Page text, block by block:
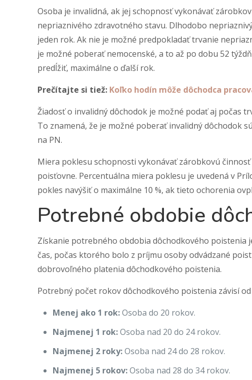
Osoba je invalidná, ak jej schopnosť vykonávať
nepriaznivého zdravotného stavu. Dlhodobo
jeden rok. Ak nie je možné predpokladať trvanie
je možné poberať nemocenské, a to až po dobu 52
predĺžiť, maximálne o ďalší rok.
Prečítajte si tiež: Koľko hodín môže dôchodca
Žiadosť o invalidný dôchodok je možné podať aj počas
To znamená, že je možné poberať invalidný dôchodok
na PN.
Miera poklesu schopnosti vykonávať zárobkovú
poisťovne. Percentuálna miera poklesu je uvedená v
pokles navýšiť o maximálne 10 %, ak tieto ochorenia
Potrebné obdobie
Získanie potrebného obdobia dôchodkového poistenia
čas, počas ktorého bolo z príjmu osoby odvádzané
dobrovoľného platenia dôchodkového poistenia.
Potrebný počet rokov dôchodkového poistenia závisí
Menej ako 1 rok:Osoba do 20 rokov.
Najmenej 1 rok:Osoba nad 20 do 24 rokov.
Najmenej 2 roky:Osoba nad 24 do 28 rokov.
Najmenej 5 rokov:Osoba nad 28 do 34 rokov.